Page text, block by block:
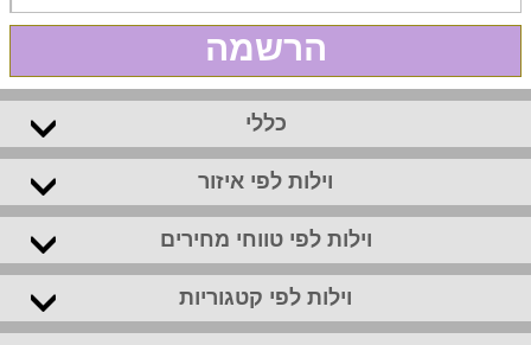
הרשמה
כללי
וילות לפי איזור
וילות לפי טווחי מחירים
וילות לפי קטגוריות